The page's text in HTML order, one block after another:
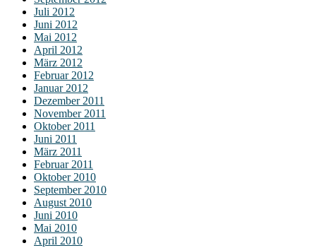
Juli 2012
Juni 2012
Mai 2012
April 2012
März 2012
Februar 2012
Januar 2012
Dezember 2011
November 2011
Oktober 2011
Juni 2011
März 2011
Februar 2011
Oktober 2010
September 2010
August 2010
Juni 2010
Mai 2010
April 2010